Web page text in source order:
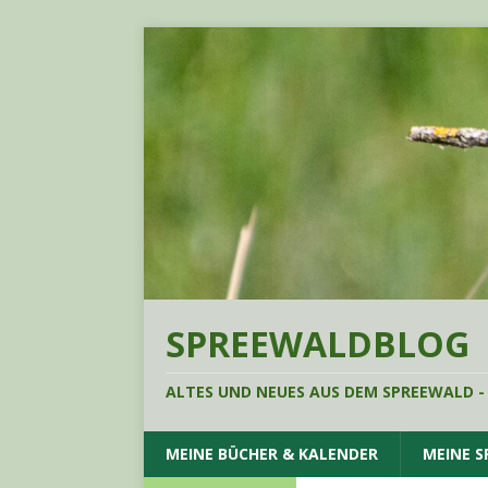
SPREEWALDBLOG
ALTES UND NEUES AUS DEM SPREEWALD
MEINE BÜCHER & KALENDER MEINE